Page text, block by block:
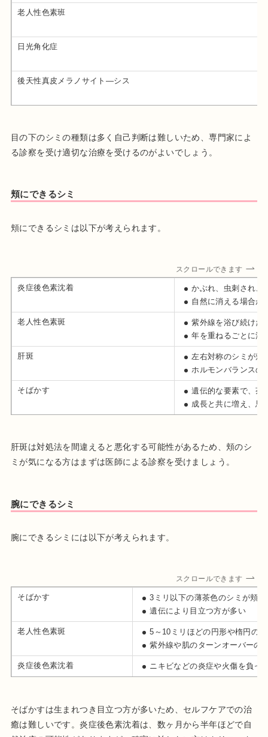
老人性色素班
日光角化症
後天性真皮メラノサイト―シス
目の下のシミの種類は多く自己判断は難しいため、専門家によ
る診察を受け適切な治療を受けるのがよいでしょう。
頬にできるシミ
頬にできるシミは以下が考えられます。
スクロールできます
炎症後色素沈着
かぶれ、虫刺され、
自然に消える場合が
老人性色素斑
紫外線を浴び続けた
年を重ねるごとに濃
肝斑
左右対称のシミが頬
ホルモンバランスの
そばかす
遺伝的な要素で、茶
成長と共に増え、思
肝斑は対処法を間違えると悪化する可能性があるため、頬のシ
ミが気になる方はまずは医師による診察を受けましょう。
腕にできるシミ
腕にできるシミには以下が考えられます。
スクロールできます
そばかす
3ミリ以下の薄茶色のシミが頬
遺伝により目立つ方が多い
老人性色素斑
5～10ミリほどの円形や楕円の
紫外線や肌のターンオーバーの
炎症後色素沈着 ニキビなどの炎症や火傷を負っ
そばかすは生まれつき目立つ方が多いため、セルフケアでの治
癒は難しいです。炎症後色素沈着は、数ヶ月から半年ほどで自